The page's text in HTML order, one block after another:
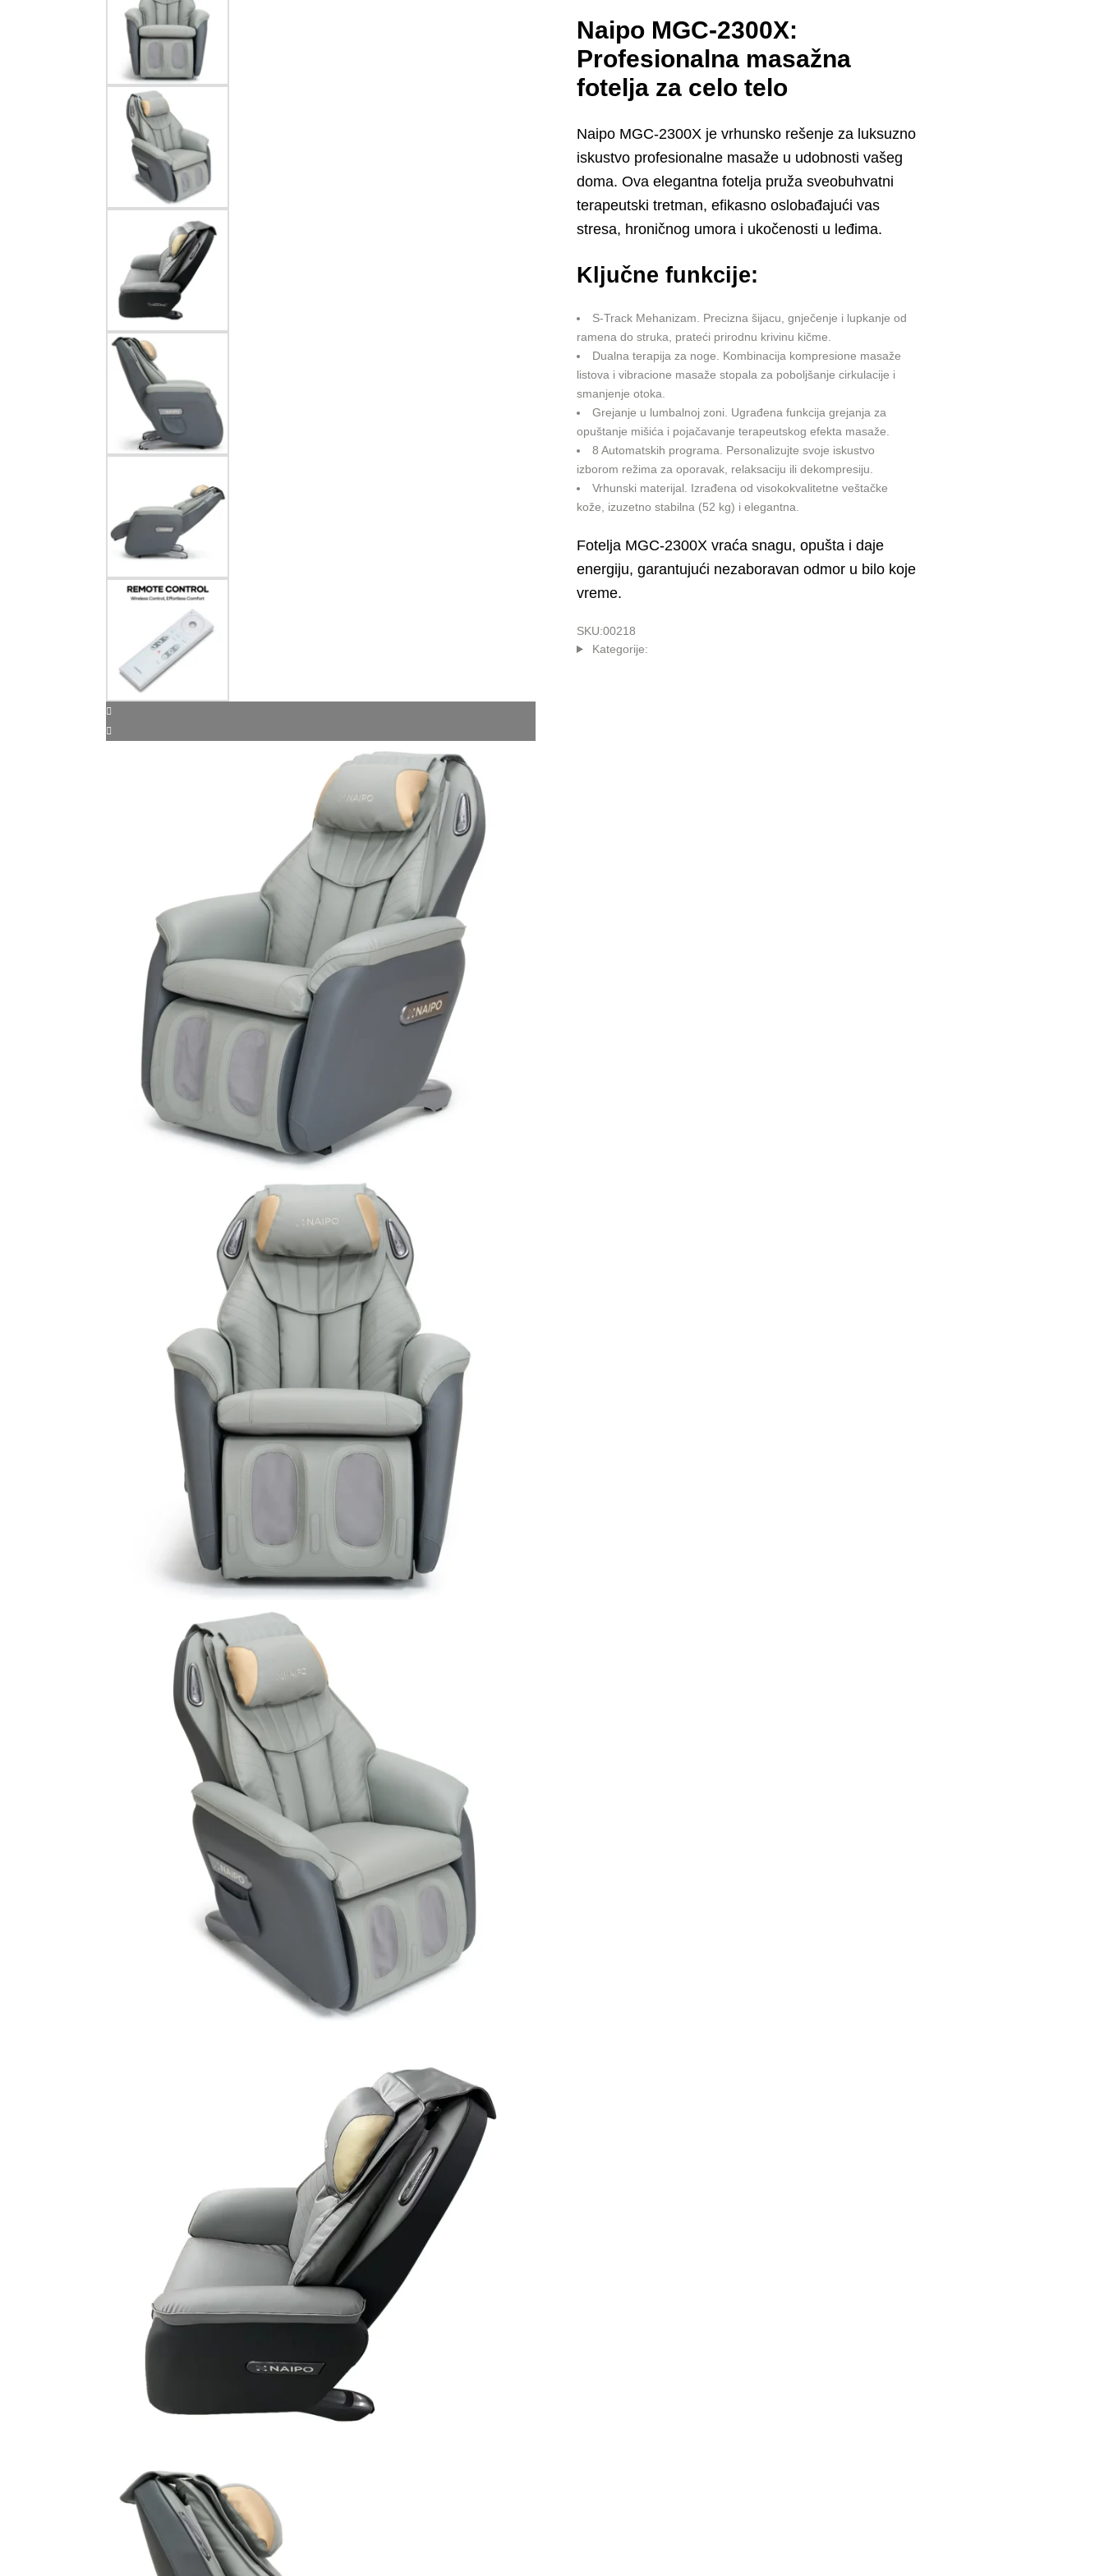
Naipo MGC-2300X:
Profesionalna masažna
fotelja za celo telo
Naipo MGC-2300X je vrhunsko rešenje za luksuzno
iskustvo profesionalne masaže u udobnosti vašeg
doma. Ova elegantna fotelja pruža sveobuhvatni
terapeutski tretman, efikasno oslobađajući vas
stresa, hroničnog umora i ukočenosti u leđima.
Ključne funkcije:
S-Track Mehanizam.
Precizna šijacu, gnječenje i lupkanje od
ramena do struka, prateći prirodnu krivinu kičme.
Dualna terapija za noge.
Kombinacija kompresione masaže
listova i vibracione masaže stopala za poboljšanje cirkulacije i
smanjenje otoka.
Grejanje u lumbalnoj zoni.
Ugrađena funkcija grejanja za
opuštanje mišića i pojačavanje terapeutskog efekta masaže.
8 Automatskih programa.
Personalizujte svoje iskustvo
izborom režima za oporavak, relaksaciju ili dekompresiju.
Vrhunski materijal.
Izrađena od visokokvalitetne veštačke
kože, izuzetno stabilna (52 kg) i elegantna.
Fotelja MGC-2300X vraća snagu, opušta i daje
energiju, garantujući nezaboravan odmor u bilo koje
vreme.
SKU:00218
Kategorije: